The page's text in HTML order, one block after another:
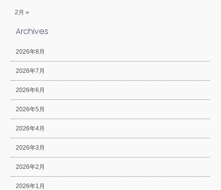
2月 »
Archives
2026年8月
2026年7月
2026年6月
2026年5月
2026年4月
2026年3月
2026年2月
2026年1月